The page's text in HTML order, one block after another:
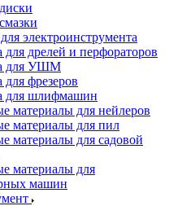
электроинструмента
для дрелей и перфораторов
для УШМ
для фрезеров
для шлифмашин
материалы для нейлеров
материалы для пил
материалы для садовой
материалы для
машин